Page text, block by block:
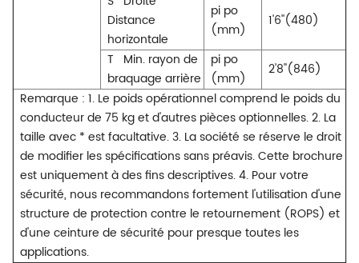
Distance
horizontale
pi po
(mm)
1'6''(480)
T
Min. rayon de
braquage arrière
pi po
(mm)
2'8''(846)
Remarque : 1. Le poids opérationnel comprend le poids du
conducteur de 75 kg et d'autres pièces optionnelles. 2. La
taille avec * est facultative. 3. La société se réserve le droit
de modifier les spécifications sans préavis. Cette brochure
est uniquement à des fins descriptives. 4. Pour votre
sécurité, nous recommandons fortement l'utilisation d'une
structure de protection contre le retournement (ROPS) et
d'une ceinture de sécurité pour presque toutes les
applications.